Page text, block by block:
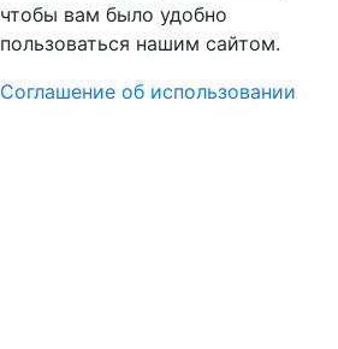
чтобы вам было удобно
пользоваться нашим сайтом.
Соглашение об использовании